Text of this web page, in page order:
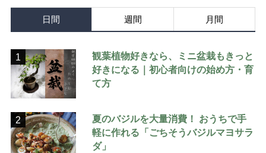
日間 週間 月間
1
観葉植物好きなら、ミニ盆栽もきっと
好きになる｜初心者向けの始め方・育
て方
2
夏のバジルを大量消費！ おうちで手
軽に作れる「ごちそうバジルマヨサラ
ダ」